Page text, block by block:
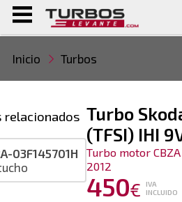
Inicio Turbos
Turbo
(TFSI) IHI
Turbo motor
2012
450€
IVA
INCLUIDO
relacionados
03F145701H